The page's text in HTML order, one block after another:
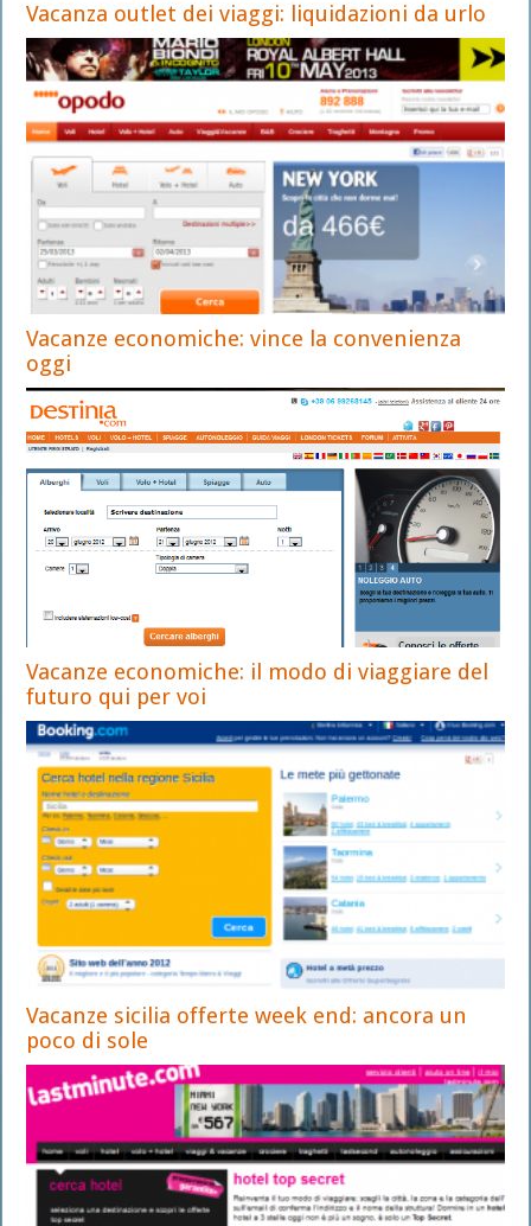
Vacanza outlet dei viaggi: liquidazioni da urlo
Vacanze economiche: vince la convenienza
oggi
Vacanze economiche: il modo di viaggiare del
futuro qui per voi
Vacanze sicilia offerte week end: ancora un
poco di sole